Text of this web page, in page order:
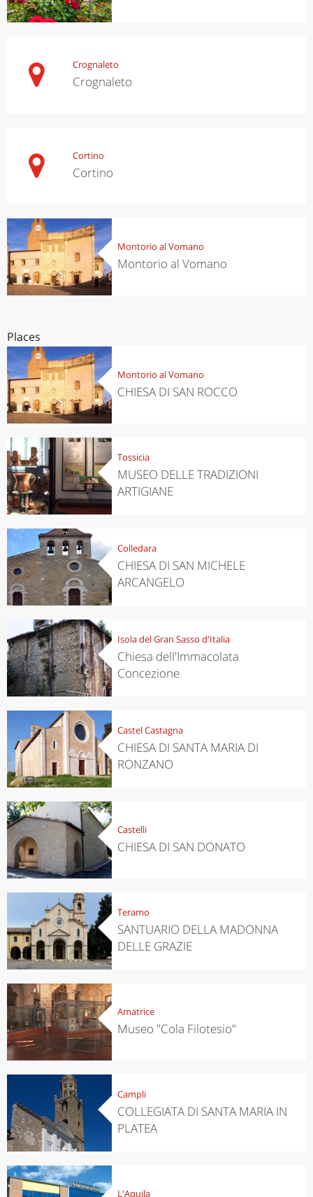
Crognaleto
Crognaleto
Cortino
Cortino
Montorio al Vomano
Montorio al Vomano
Places
Montorio al Vomano
CHIESA DI SAN ROCCO
Tossicia
MUSEO DELLE TRADIZIONI
ARTIGIANE
Colledara
CHIESA DI SAN MICHELE
ARCANGELO
Isola del Gran Sasso d'Italia
Chiesa dell'Immacolata
Concezione
Castel Castagna
CHIESA DI SANTA MARIA DI
RONZANO
Castelli
CHIESA DI SAN DONATO
Teramo
SANTUARIO DELLA MADONNA
DELLE GRAZIE
Amatrice
Museo "Cola Filotesio"
Campli
COLLEGIATA DI SANTA MARIA IN
PLATEA
L'Aquila